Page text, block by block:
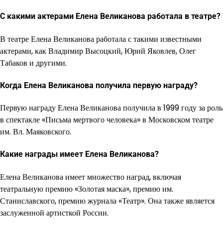
С какими актерами Елена Великанова работала в театре?
В театре Елена Великанова работала с такими известными
актерами, как Владимир Высоцкий, Юрий Яковлев, Олег
Табаков и другими.
Когда Елена Великанова получила первую награду?
Первую награду Елена Великанова получила в 1999 году за роль
в спектакле «Письма мертвого человека» в Московском театре
им. Вл. Маяковского.
Какие награды имеет Елена Великанова?
Елена Великанова имеет множество наград, включая
театральную премию «Золотая маска», премию им.
Станиславского, премию журнала «Театр». Она также является
заслуженной артисткой России.